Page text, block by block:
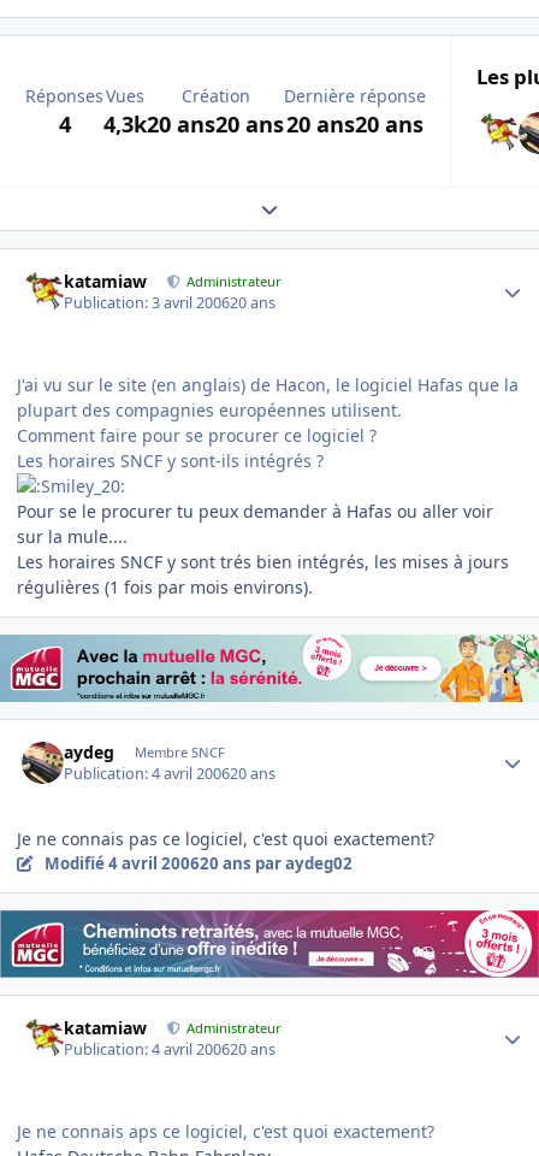
Réponses
4
Vues
4,3k
Création
20 ans20 ans
Dernière réponse
20 ans20 ans
Les
Expand topic overview
katamiaw Administrateur
Publication:3 avril 200620 ans
J'ai vu sur le site (en anglais) de Hacon, le logiciel Hafas que la
plupart des compagnies européennes utilisent.
Comment faire pour se procurer ce logiciel ?
Les horaires SNCF y sont-ils intégrés ?
Pour se le procurer tu peux demander à Hafas ou aller voir
sur la mule....
Les horaires SNCF y sont trés bien intégrés, les mises à jours
régulières (1 fois par mois environs).
aydeg Membre SNCF
Publication:4 avril 200620 ans
Je ne connais pas ce logiciel, c'est quoi exactement?
Modifié4 avril 200620 ans par aydeg02
katamiaw Administrateur
Publication:4 avril 200620 ans
Je ne connais aps ce logiciel, c'est quoi exactement?